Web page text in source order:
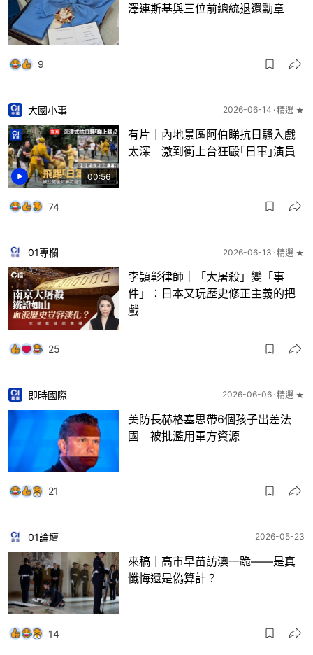
澤連斯基與三位前總統退還勳章
9
00:56
大國小事 2026-06-14 精選 ★
有片｜內地景區阿伯睇抗日騷入戲
太深 激到衝上台狂毆｢日軍｣演員
74
01專欄 2026-06-13 精選 ★
李頴彰律師｜「大屠殺」變「事
件」：日本又玩歷史修正主義的把
戲
25
即時國際 2026-06-06 精選 ★
美防長赫格塞思帶6個孩子出差法
國 被批濫用軍方資源
21
01論壇 2026-05-23
來稿｜高市早苗訪澳一跪——是真
懺悔還是偽算計？
14